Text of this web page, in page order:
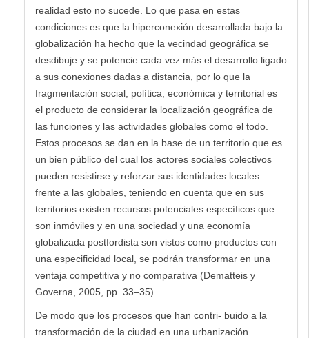
realidad esto no sucede. Lo que pasa en estas
condiciones es que la hiperconexión desarrollada bajo la
globalización ha hecho que la vecindad geográfica se
desdibuje y se potencie cada vez más el desarrollo ligado
a sus conexiones dadas a distancia, por lo que la
fragmentación social, política, económica y territorial es
el producto de considerar la localización geográfica de
las funciones y las actividades globales como el todo.
Estos procesos se dan en la base de un territorio que es
un bien público del cual los actores sociales colectivos
pueden resistirse y reforzar sus identidades locales
frente a las globales, teniendo en cuenta que en sus
territorios existen recursos potenciales específicos que
son inmóviles y en una sociedad y una economía
globalizada postfordista son vistos como productos con
una especificidad local, se podrán transformar en una
ventaja competitiva y no comparativa (Dematteis y
Governa, 2005, pp. 33–35).
De modo que los procesos que han contri- buido a la
transformación de la ciudad en una urbanización